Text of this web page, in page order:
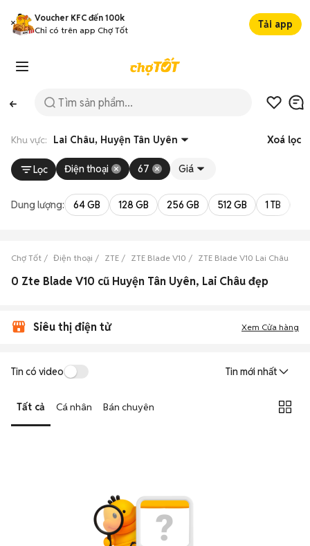
Voucher KFC đến 100k
Chỉ có trên app Chợ Tốt
Tải app
Khu vực: Lai Châu, Huyện Tân Uyên Xoá lọc
Lọc Điện thoại 67 Giá
Dung lượng: 64 GB 128 GB 256 GB 512 GB 1 TB
Chợ Tốt Điện thoại ZTE ZTE Blade V10 ZTE Blade V10 Lai Châu
0 Zte Blade V10 cũ Huyện Tân Uyên, Lai Châu đẹp
Siêu thị điện tử Xem Cửa hàng
Tin có video Tin mới nhất
Tất cả Cá nhân Bán chuyên